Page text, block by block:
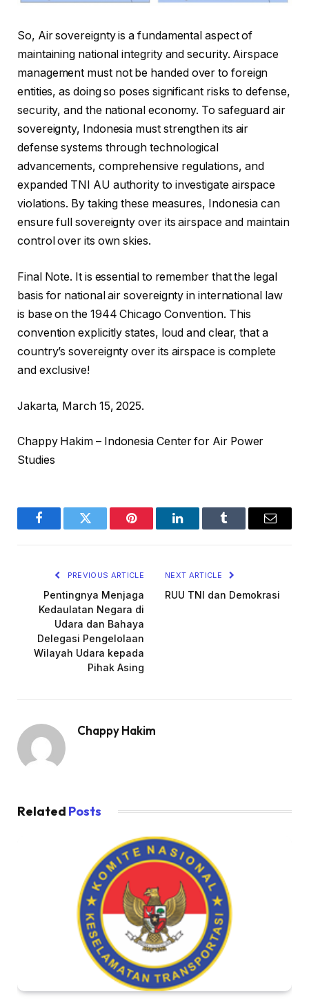
So, Air sovereignty is a fundamental aspect of
maintaining national integrity and security. Airspace
management must not be handed over to foreign
entities, as doing so poses significant risks to defense,
security, and the national economy. To safeguard air
sovereignty, Indonesia must strengthen its air
defense systems through technological
advancements, comprehensive regulations, and
expanded TNI AU authority to investigate airspace
violations. By taking these measures, Indonesia can
ensure full sovereignty over its airspace and maintain
control over its own skies.
Final Note. It is essential to remember that the legal
basis for national air sovereignty in international law
is base on the 1944 Chicago Convention. This
convention explicitly states, loud and clear, that a
country’s sovereignty over its airspace is complete
and exclusive!
Jakarta, March 15, 2025.
Chappy Hakim – Indonesia Center for Air Power
Studies
FacebookTwitter Pinterest LinkedInTumblr Email
PREVIOUS ARTICLE
Pentingnya Menjaga
Kedaulatan Negara di
Udara dan Bahaya
Delegasi Pengelolaan
Wilayah Udara kepada
Pihak Asing
NEXT ARTICLE
RUU TNI dan Demokrasi
Chappy Hakim
Related Posts